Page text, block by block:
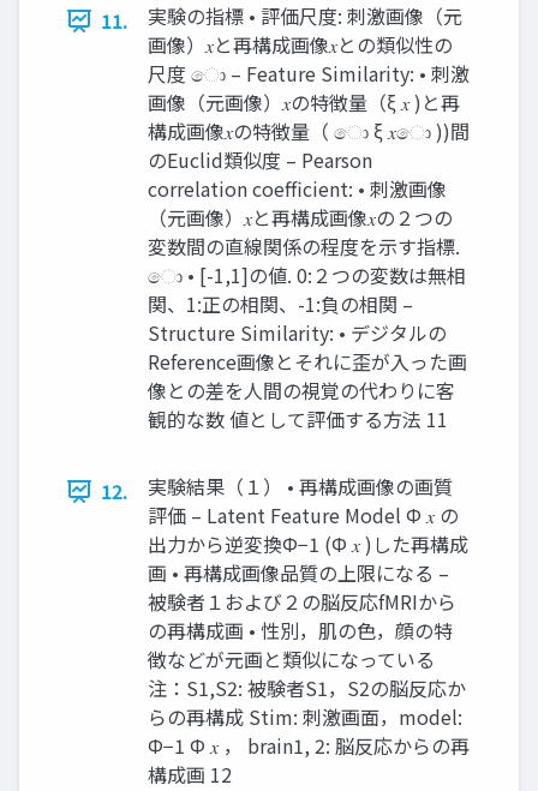
11.
実験の指標 • 評価尺度: 刺激画像（元
画像）𝑥と再構成画像𝑥との類似性の
尺度 ො – Feature Similarity: • 刺激
画像（元画像）𝑥の特徴量（ξ 𝑥 )と再
構成画像𝑥の特徴量（ ො ξ 𝑥ො ))間
のEuclid類似度 – Pearson
correlation coefficient: • 刺激画像
（元画像）𝑥と再構成画像𝑥の２つの
変数間の直線関係の程度を示す指標.
ො • [-1,1]の値. 0:２つの変数は無相
関、1:正の相関、-1:負の相関 –
Structure Similarity: • デジタルの
Reference画像とそれに歪が入った画
像との差を人間の視覚の代わりに客
観的な数 値として評価する方法 11
12.
実験結果（１） • 再構成画像の画質
評価 – Latent Feature Model Φ 𝑥 の
出力から逆変換Φ−1 (Φ 𝑥 )した再構成
画 • 再構成画像品質の上限になる –
被験者１および２の脳反応fMRIから
の再構成画 • 性別，肌の色，顔の特
徴などが元画と類似になっている
注：S1,S2: 被験者S1，S2の脳反応か
らの再構成 Stim: 刺激画面，model:
Φ−1 Φ 𝑥 ， brain1, 2: 脳反応からの再
構成画 12